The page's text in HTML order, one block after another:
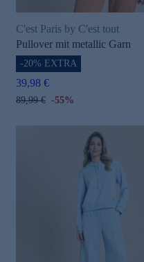
C'est Paris by C'est tout
Pullover mit metallic Garn
-20% EXTRA
39,98 €
89,99 € -55%